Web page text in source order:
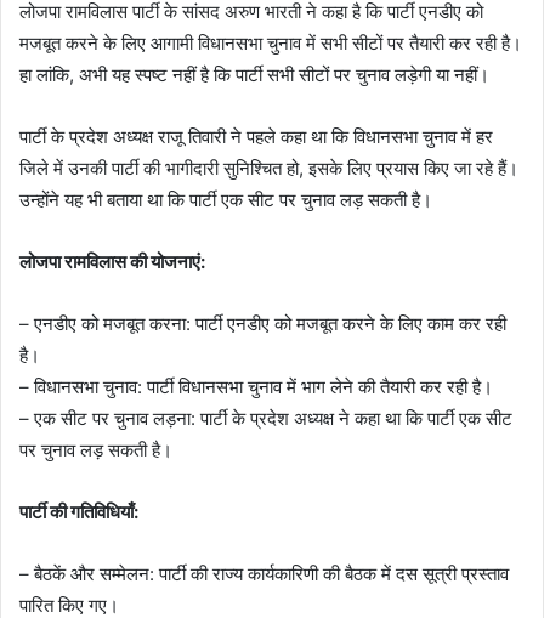
लोजपा रामविलास पार्टी के सांसद अरुण भारती ने कहा है कि पार्टी एनडीए को
मजबूत करने के लिए आगामी विधानसभा चुनाव में सभी सीटों पर तैयारी कर रही है।
हा लांकि, अभी यह स्पष्ट नहीं है कि पार्टी सभी सीटों पर चुनाव लड़ेगी या नहीं।
पार्टी के प्रदेश अध्यक्ष राजू तिवारी ने पहले कहा था कि विधानसभा चुनाव में हर
जिले में उनकी पार्टी की भागीदारी सुनिश्चित हो, इसके लिए प्रयास किए जा रहे हैं।
उन्होंने यह भी बताया था कि पार्टी एक सीट पर चुनाव लड़ सकती है।
लोजपा रामविलास की योजनाएं:
– एनडीए को मजबूत करना: पार्टी एनडीए को मजबूत करने के लिए काम कर रही
है।
– विधानसभा चुनाव: पार्टी विधानसभा चुनाव में भाग लेने की तैयारी कर रही है।
– एक सीट पर चुनाव लड़ना: पार्टी के प्रदेश अध्यक्ष ने कहा था कि पार्टी एक सीट
पर चुनाव लड़ सकती है।
पार्टी की गतिविधियाँ:
– बैठकें और सम्मेलन: पार्टी की राज्य कार्यकारिणी की बैठक में दस सूत्री प्रस्ताव
पारित किए गए।